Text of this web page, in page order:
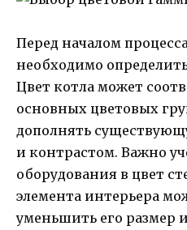
Перед началом
необходимо
Цвет котла может
основных цветовых
дополнять
и контрастом. Важно
оборудования в цвет
элемента интерьера
уменьшить его размер